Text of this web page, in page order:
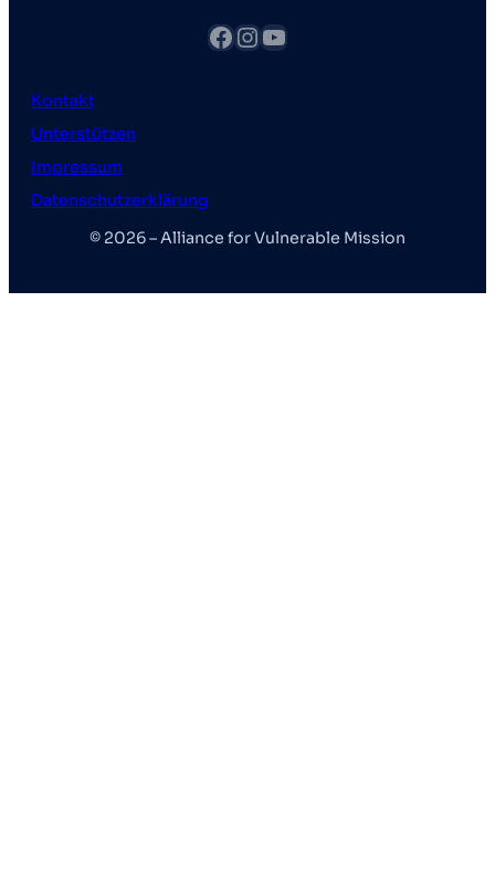
Facebook InstagramYouTube
Kontakt
Unterstützen
Impressum
Datenschutzerklärung
© 2026 – Alliance for Vulnerable Mission